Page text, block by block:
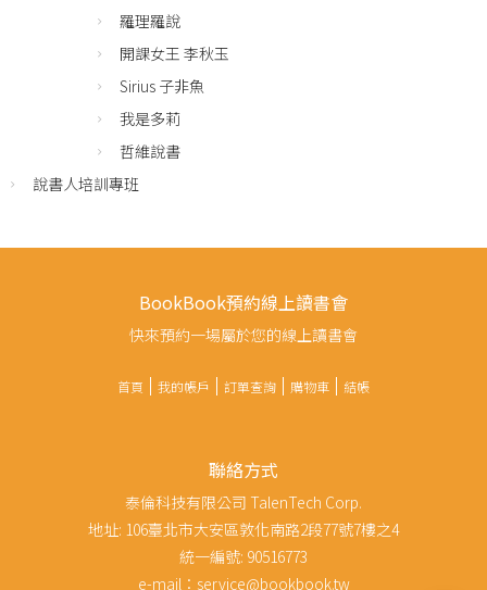
羅理羅說
開課女王 李秋玉
Sirius 子非魚
我是多莉
哲維說書
說書人培訓專班
BookBook預約線上讀書會
快來預約一場屬於您的線上讀書會
首頁 我的帳戶 訂單查詢 購物車 結帳
聯絡方式
泰倫科技有限公司 TalenTech Corp.
地址: 106臺北市大安區敦化南路2段77號7樓之4
統一編號: 90516773
e-mail：service@bookbook.tw